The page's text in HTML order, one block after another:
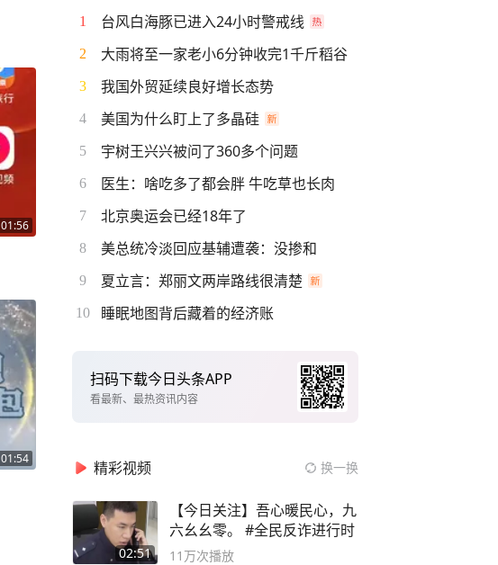
01:56
01:54
1 台风白海豚已进入24小时警戒线
2 大雨将至一家老小6分钟收完1千斤稻谷
3 我国外贸延续良好增长态势
4 美国为什么盯上了多晶硅
5 宇树王兴兴被问了360多个问题
6 医生：啥吃多了都会胖 牛吃草也长肉
7 北京奥运会已经18年了
8 美总统冷淡回应基辅遭袭：没掺和
9 夏立言：郑丽文两岸路线很清楚
10 睡眠地图背后藏着的经济账
扫码下载今日头条APP
看最新、最热资讯内容
精彩视频 换一换
02:51
【今日关注】吾心暖民心，九
六幺幺零。 #全民反诈进行时
11万次播放